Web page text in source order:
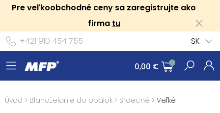
Pre veľkoobchodné ceny sa zaregistrujte ako
firma tu
+421 910 454 755
SK
0,00 €
Úvod > Blahoželanie do obálok > Srdečné > Veľké